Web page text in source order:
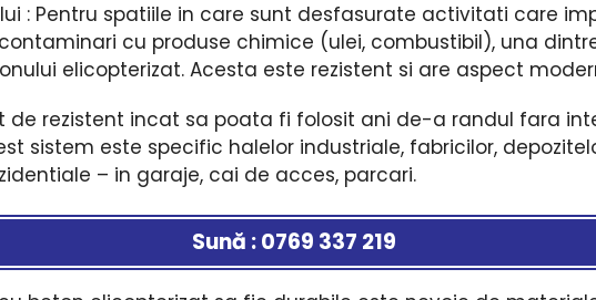
: Pentru spatiile in care sunt desfasurate activitati care
cu produse chimice (ulei, combustibil), una
elicopterizat. Acesta este rezistent si are aspect
de rezistent incat sa poata fi folosit ani de-a randul fara
sistem este specific halelor industriale, fabricilor,
– in garaje, cai de acces, parcari.
Sună : 0769 337 219